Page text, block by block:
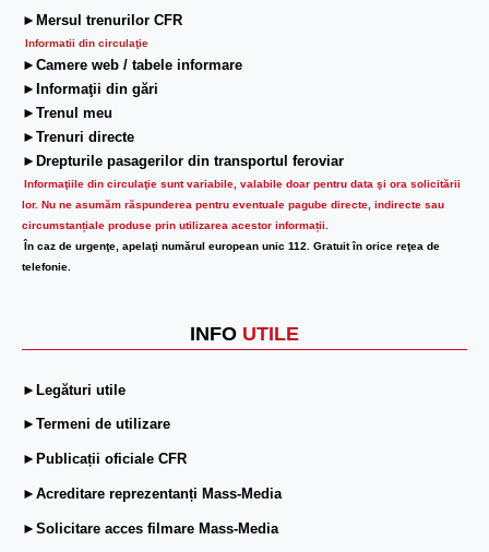
►Mersul trenurilor CFR
Informatii din circulaţie
►Camere web / tabele informare
►Informaţii din gări
►Trenul meu
►Trenuri directe
►Drepturile pasagerilor din transportul feroviar
Informaţiile din circulaţie sunt variabile, valabile doar pentru data şi ora solicitării
lor. Nu ne asumăm răspunderea pentru eventuale pagube directe, indirecte sau
circumstanțiale produse prin utilizarea acestor informații.
În caz de urgenţe, apelaţi numărul european unic 112. Gratuit în orice reţea de
telefonie.
INFO UTILE
►Legături utile
►Termeni de utilizare
►Publicații oficiale CFR
►Acreditare reprezentanți Mass-Media
►Solicitare acces filmare Mass-Media